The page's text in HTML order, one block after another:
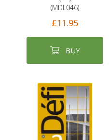
(MDL046)
£11.95
BUY